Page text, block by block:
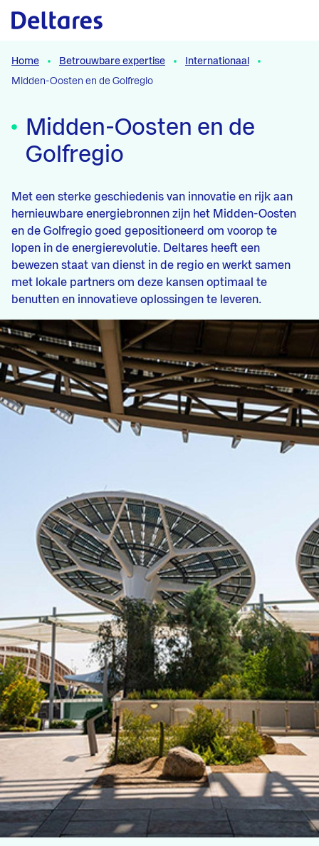
Naar hoofdcontent
Home Betrouwbare expertise
Internationaal
Midden-Oosten en de Golfregio
Midden-Oosten en de
Golfregio
Met een sterke geschiedenis van innovatie en rijk aan
hernieuwbare energiebronnen zijn het Midden-Oosten
en de Golfregio goed gepositioneerd om voorop te
lopen in de energierevolutie. Deltares heeft een
bewezen staat van dienst in de regio en werkt samen
met lokale partners om deze kansen optimaal te
benutten en innovatieve oplossingen te leveren.